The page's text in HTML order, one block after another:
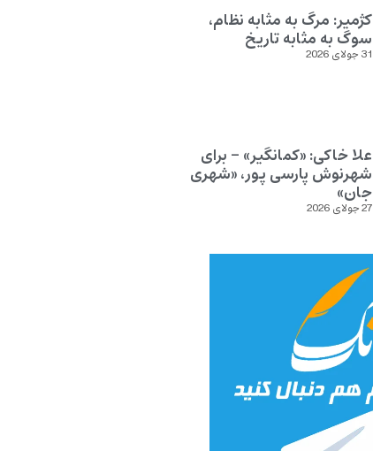
کژمیر: مرگ به مثابه نظام،
سوگ به مثابه تاریخ
31 جولای 2026
علا خاکی: «کمانگیر» – برای
شهرنوش پارسی پور، «شهری
جان»
27 جولای 2026